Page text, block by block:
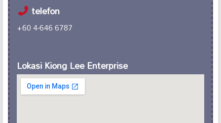
telefon
+60 4-646 6787
Lokasi Kiong Lee Enterprise